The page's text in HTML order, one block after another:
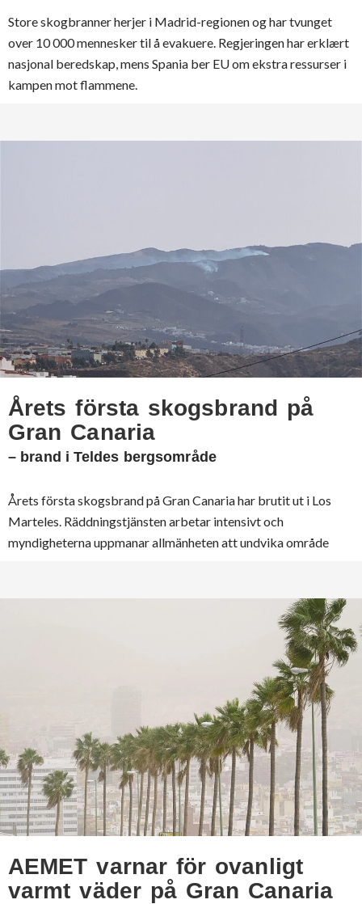
Store skogbranner herjer i Madrid-regionen og har tvunget
over 10 000 mennesker til å evakuere. Regjeringen har erklært
nasjonal beredskap, mens Spania ber EU om ekstra ressurser i
kampen mot flammene.
Årets första skogsbrand på
Gran Canaria
– brand i Teldes bergsområde
Årets första skogsbrand på Gran Canaria har brutit ut i Los
Marteles. Räddningstjänsten arbetar intensivt och
myndigheterna uppmanar allmänheten att undvika område
AEMET varnar för ovanligt
varmt väder på Gran Canaria